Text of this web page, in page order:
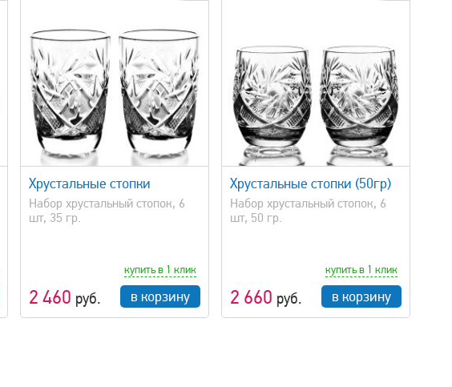
Хрустальные стопки
Набор хрустальный стопок, 6
шт, 35 гр.
2 460 руб.
купить в 1 клик
в корзину
быстрый просмотр
Хрустальные стопки (50гр)
Набор хрустальный стопок, 6
шт, 50 гр.
2 660 руб.
купить в 1 клик
в корзину